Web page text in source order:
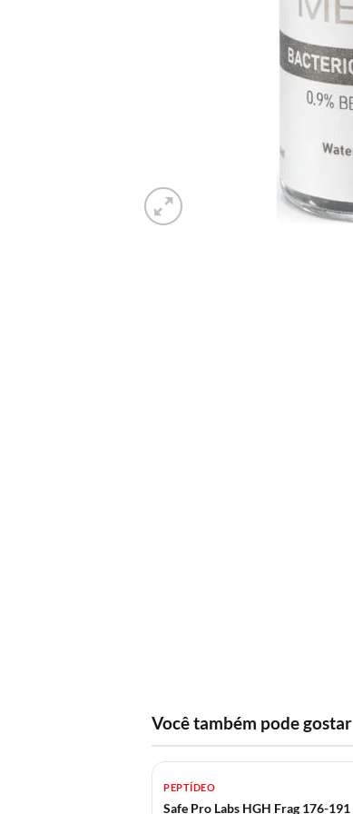
Você também pode gostar
PEPTÍDEO
Safe Pro Labs HGH Frag 176-191